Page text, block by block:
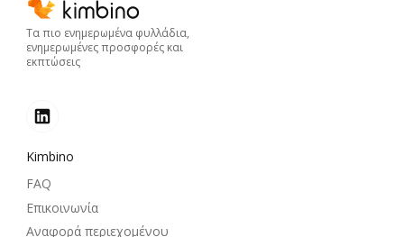
Τα πιο ενημερωμένα φυλλάδια,
ενημερωμένες προσφορές και
εκπτώσεις
Kimbino
FAQ
Επικοινωνία
Αναφορά περιεχομένου